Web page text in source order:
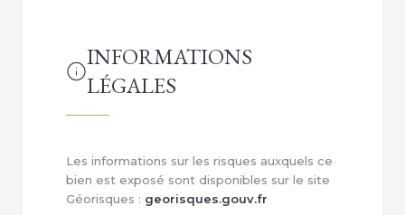
INFORMATIONS
LÉGALES
Les informations sur les risques auxquels ce
bien est exposé sont disponibles sur le site
Géorisques : georisques.gouv.fr